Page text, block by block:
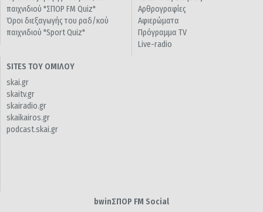
παιχνιδιού "ΣΠΟΡ FM Quiz"
Όροι διεξαγωγής του ραδ/κού
παιχνιδιού "Sport Quiz"
Αρθρογραφίες
Αφιερώματα
Πρόγραμμα TV
Live-radio
SITES ΤΟΥ ΟΜΙΛΟΥ
skai.gr
skaitv.gr
skairadio.gr
skaikairos.gr
podcast.skai.gr
bwinΣΠΟΡ FM Social